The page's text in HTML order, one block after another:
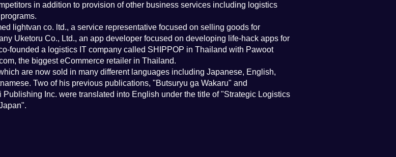
in addition to provision of other business services including logistics
lightvan co. ltd., a service representative focused on selling goods for
Uketoru Co., Ltd., an app developer focused on developing life-hack apps for
founded a logistics IT company called SHIPPOP in Thailand with Pawoot
the biggest eCommerce retailer in Thailand.
are now sold in many different languages including Japanese, English,
Two of his previous publications, "Butsuryu ga Wakaru" and
Inc. were translated into English under the title of "Strategic Logistics